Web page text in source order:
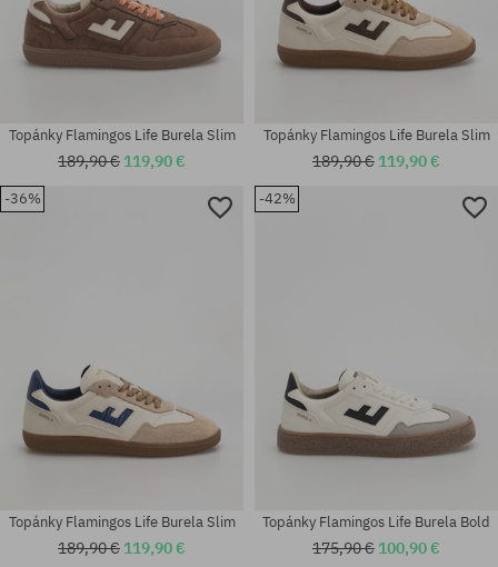
Dostupné veľkosti:
Topánky Flamingos Life Burela Slim
189,90 € 119,90 €
Topánky Flamingos Life Burela Slim
189,90 € 119,90 €
-36%
Topánky Flamingos Life Burela Slim
189,90 € 119,90 €
-42%
Topánky Flamingos Life Burela Bold
175,90 € 100,90 €